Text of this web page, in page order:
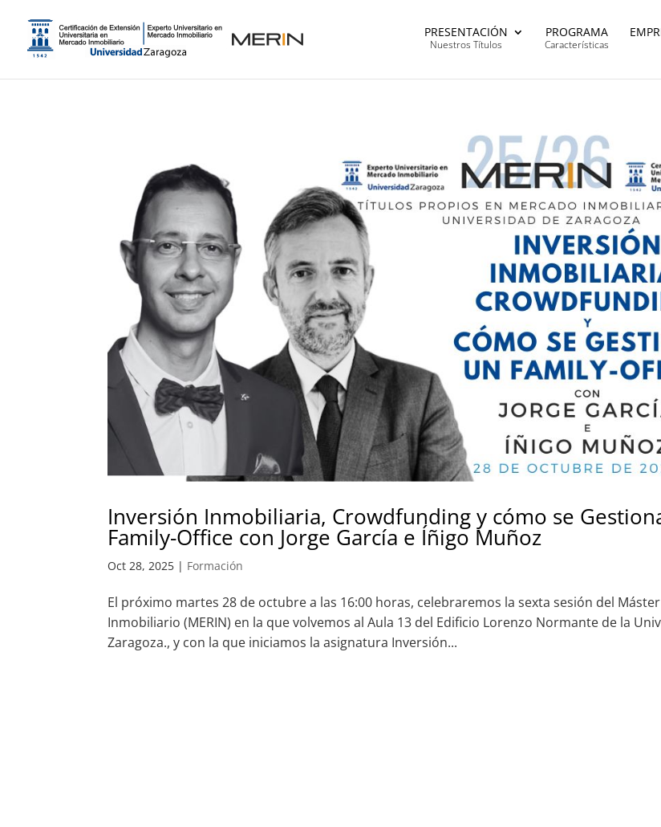
PRESENTACIÓN
Nuestros Títulos
PROGRAMA
Características
Inversión Inmobiliaria, Crowdfunding y cómo se
Family-Office con Jorge García e Íñigo Muñoz
Oct 28, 2025 | Formación
El próximo martes 28 de octubre a las 16:00 horas, celebraremos la sexta sesión del
Inmobiliario (MERIN) en la que volvemos al Aula 13 del Edificio Lorenzo Normante de la
Zaragoza., y con la que iniciamos la asignatura Inversión...